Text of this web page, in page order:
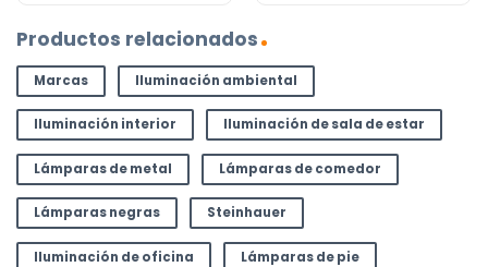
Productos relacionados
Marcas Iluminación ambiental
Iluminación interior Iluminación de sala de estar
Lámparas de metal Lámparas de comedor
Lámparas negras Steinhauer
Iluminación de oficina Lámparas de pie